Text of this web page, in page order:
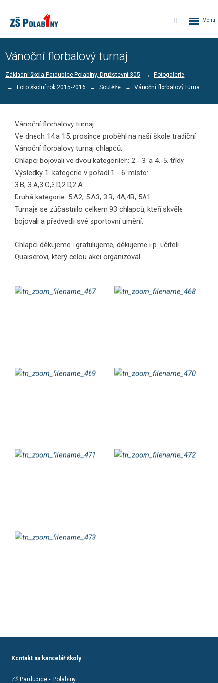
Vyhledávání
Vánoční florbalový turnaj
Základní škola Pardubice-Polabiny, Družstevní 305
Fotogalerie
Foto školní rok 2015-2016
Soutěže Vánoční florbalový turnaj
Vánoční florbalový turnaj
Ve dnech 14.a 15. prosince proběhl na naší škole tradiční
Vánoční florbalový turnaj chlapců.
Chlapci bojovali ve dvou kategoriích: 2.- 3. a 4.-5. třídy.
Výsledky 1. kategorie v pořadí 1.- 6. místo:
3.B, 3.A,3.C,3.D,2.D,2.A.
Druhá kategorie: 5.A2, 5.A3, 3.B, 4A,4B, 5A1.
Turnaje se zúčastnilo celkem 93 chlapců, kteří skvěle
bojovali a předvedli své sportovní umění.
Chlapci děkujeme i gratulujeme, děkujeme i p. učiteli
Quaiserovi, který celou akci organizoval.
Kontakt na kancelář školy
ZŠ Pardubice - Polabiny